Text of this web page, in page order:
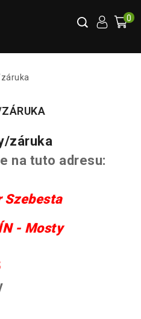
0
záruka
na tuto adresu:
Szebesta
- Mosty